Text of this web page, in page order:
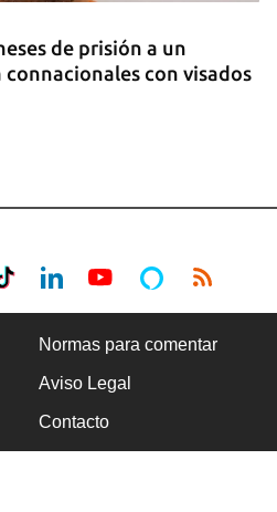
de prisión a un
con visados
contaminada para el día a
Normas para comentar
Aviso Legal
Contacto